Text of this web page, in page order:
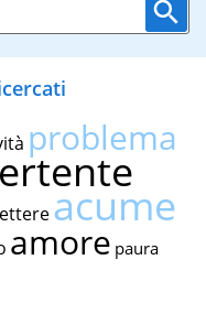
problema
acume
amore paura